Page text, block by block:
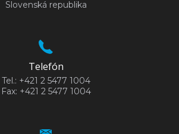
Slovenská republika
Telefón
Tel.: +421 2 5477 1004
Fax: +421 2 5477 1004